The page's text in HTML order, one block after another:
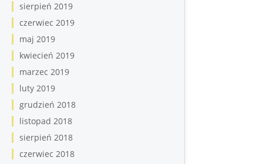
sierpień 2019
czerwiec 2019
maj 2019
kwiecień 2019
marzec 2019
luty 2019
grudzień 2018
listopad 2018
sierpień 2018
czerwiec 2018